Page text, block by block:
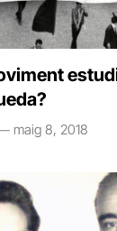
maig 8, 2018